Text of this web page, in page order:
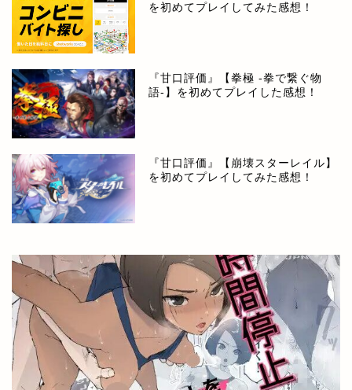
を初めてプレイしてみた感想！
『甘口評価』【拳極 -拳で繋ぐ物
語-】を初めてプレイした感想！
『甘口評価』【崩壊スターレイル】
を初めてプレイしてみた感想！